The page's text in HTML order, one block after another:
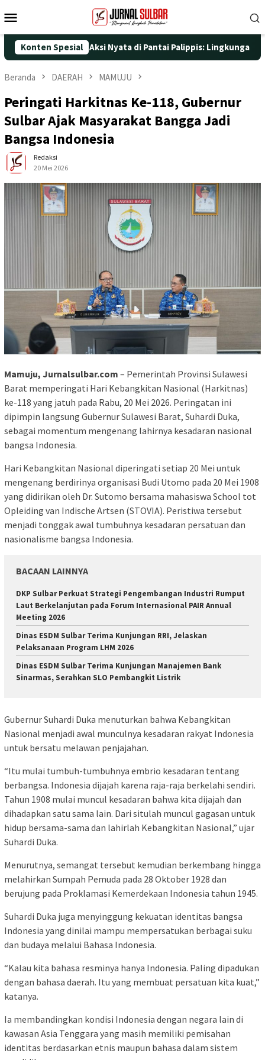
ke
Mobile
Konten Spesial
25 dengan Aksi Nyata di Pantai Palippis: Lingkungan dan
Beranda DAERAH MAMUJU
Peringati Harkitnas Ke-118, Gubernur
Sulbar Ajak Masyarakat Bangga Jadi
Bangsa Indonesia
Redaksi
20 Mei 2026
Mamuju, Jurnalsulbar.com – Pemerintah Provinsi Sulawesi
Barat memperingati Hari Kebangkitan Nasional (Harkitnas)
ke-118 yang jatuh pada Rabu, 20 Mei 2026. Peringatan ini
dipimpin langsung Gubernur Sulawesi Barat, Suhardi Duka,
sebagai momentum mengenang lahirnya kesadaran nasional
bangsa Indonesia.
Hari Kebangkitan Nasional diperingati setiap 20 Mei untuk
mengenang berdirinya organisasi Budi Utomo pada 20 Mei 1908
yang didirikan oleh Dr. Sutomo bersama mahasiswa School tot
Opleiding van Indische Artsen (STOVIA). Peristiwa tersebut
menjadi tonggak awal tumbuhnya kesadaran persatuan dan
nasionalisme bangsa Indonesia.
BACAAN LAINNYA
DKP Sulbar Perkuat Strategi Pengembangan Industri Rumput
Laut Berkelanjutan pada Forum Internasional PAIR Annual
Meeting 2026
Dinas ESDM Sulbar Terima Kunjungan RRI, Jelaskan
Pelaksanaan Program LHM 2026
Dinas ESDM Sulbar Terima Kunjungan Manajemen Bank
Sinarmas, Serahkan SLO Pembangkit Listrik
Gubernur Suhardi Duka menuturkan bahwa Kebangkitan
Nasional menjadi awal munculnya kesadaran rakyat Indonesia
untuk bersatu melawan penjajahan.
“Itu mulai tumbuh-tumbuhnya embrio kesadaran tentang
berbangsa. Indonesia dijajah karena raja-raja berkelahi sendiri.
Tahun 1908 mulai muncul kesadaran bahwa kita dijajah dan
dihadapkan satu sama lain. Dari situlah muncul gagasan untuk
hidup bersama-sama dan lahirlah Kebangkitan Nasional,” ujar
Suhardi Duka.
Menurutnya, semangat tersebut kemudian berkembang hingga
melahirkan Sumpah Pemuda pada 28 Oktober 1928 dan
berujung pada Proklamasi Kemerdekaan Indonesia tahun 1945.
Suhardi Duka juga menyinggung kekuatan identitas bangsa
Indonesia yang dinilai mampu mempersatukan berbagai suku
dan budaya melalui Bahasa Indonesia.
“Kalau kita bahasa resminya hanya Indonesia. Paling dipadukan
dengan bahasa daerah. Itu yang membuat persatuan kita kuat,”
katanya.
Ia membandingkan kondisi Indonesia dengan negara lain di
kawasan Asia Tenggara yang masih memiliki pemisahan
identitas berdasarkan etnis maupun bahasa dalam sistem